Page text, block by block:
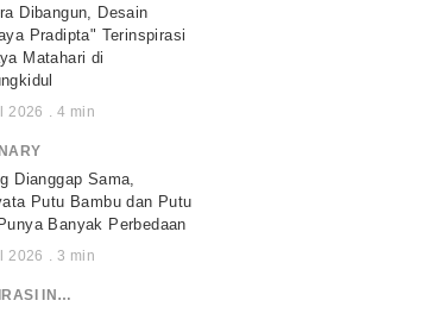
Dibangun, Desain
Pradipta" Terinspirasi
Matahari di
2026 . 4 min
Dianggap Sama,
Putu Bambu dan Putu
Banyak Perbedaan
2026 . 3 min
INSPIRASI INDONESIA